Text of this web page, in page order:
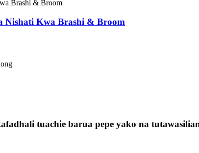
Nishati Kwa Brashi & Broom
tuachie barua pepe yako na